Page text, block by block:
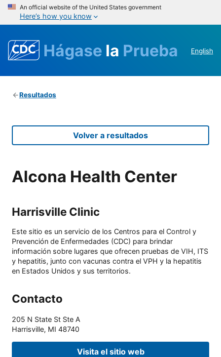
An official website of the United States government
Here’s how you know
Hágase la Prueba English
Resultados
Volver a resultados
Alcona Health Center
Harrisville Clinic
Este sitio es un servicio de los Centros para el Control y
Prevención de Enfermedades (CDC) para brindar
información sobre lugares que ofrecen pruebas de VIH, ITS
y hepatitis, junto con vacunas contra el VPH y la hepatitis
en Estados Unidos y sus territorios.
Contacto
205 N State St Ste A
Harrisville, MI 48740
Visita el sitio web